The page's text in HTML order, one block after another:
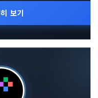
장하는 것을 지향합니다.
해 스마트한 의사결정을 내리고
보기